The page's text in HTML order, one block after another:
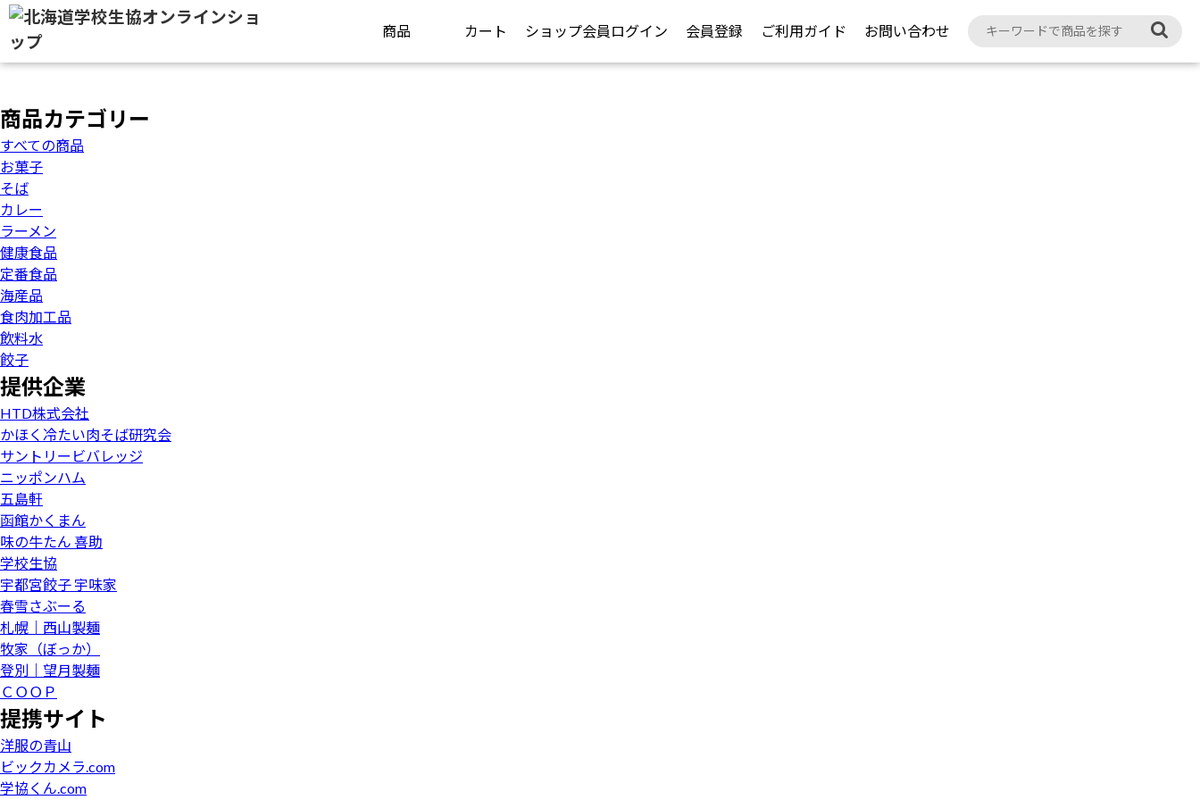
商品 カート ショップ会員ログイン 会員登録 ご利用ガイド お問い合わせ
ミキハウス>
商品カテゴリー
すべての商品
お菓子
そば
カレー
ラーメン
健康食品
定番食品
海産品
食肉加工品
飲料水
餃子
提供企業
HTD株式会社
かほく冷たい肉そば研究会
サントリービバレッジ
ニッポンハム
五島軒
函館かくまん
味の牛たん 喜助
学校生協
宇都宮餃子 宇味家
春雪さぶーる
札幌｜西山製麺
牧家（ぼっか）
登別｜望月製麺
ＣＯＯＰ
提携サイト
洋服の青山
ビックカメラ.com
学協くん.com